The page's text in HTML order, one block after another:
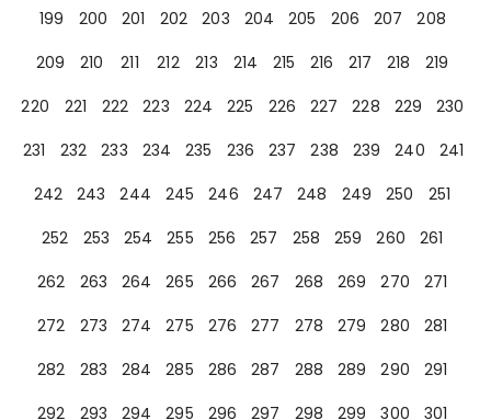
199
200 201 202 203 204 205 206 207
208
209
210 211 212 213 214 215 216 217 218
219
220
221 222 223 224 225 226 227 228 229
230
231
232 233 234 235 236 237 238 239 240
241
242
243 244 245 246 247 248 249 250
251
252
253 254 255 256 257 258 259 260
261
262
263 264 265 266 267 268 269 270
271
272
273 274 275 276 277 278 279 280
281
282
283 284 285 286 287 288 289 290
291
292
293 294 295 296 297 298 299 300 301